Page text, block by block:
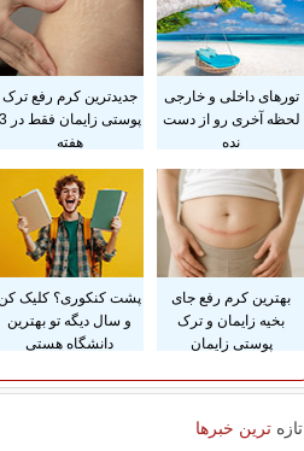
تورهای داخلی و خارجی
لحظه آخری رو از دست
نده
جدیدترین کرم رفع ترک
پوستی زایمان فقط در 3
هفته
بهترین کرم رفع جای
بخیه زایمان و ترک
پوستی زایمان
پشت کنکوری؟ کلیک کن
و سال دیگه تو بهترین
دانشگاه هستی
تازه ترین خبرها